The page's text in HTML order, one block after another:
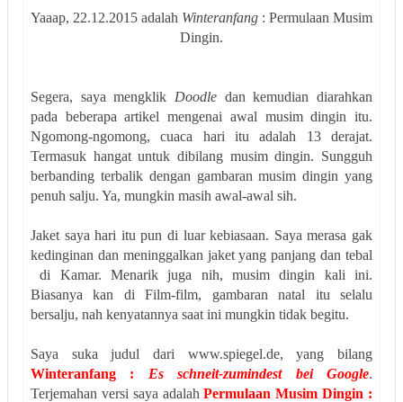
Yaaap, 22.12.2015 adalah Winteranfang : Permulaan Musim
Dingin.
Segera, saya mengklik Doodle dan kemudian diarahkan
pada beberapa artikel mengenai awal musim dingin itu.
Ngomong-ngomong, cuaca hari itu adalah 13 derajat.
Termasuk hangat untuk dibilang musim dingin. Sungguh
berbanding terbalik dengan gambaran musim dingin yang
penuh salju. Ya, mungkin masih awal-awal sih.
Jaket saya hari itu pun di luar kebiasaan. Saya merasa gak
kedinginan dan meninggalkan jaket yang panjang dan tebal
di Kamar. Menarik juga nih, musim dingin kali ini.
Biasanya kan di Film-film, gambaran natal itu selalu
bersalju, nah kenyatannya saat ini mungkin tidak begitu.
Saya suka judul dari www.spiegel.de, yang bilang
Winteranfang : Es schneit-zumindest bei Google.
Terjemahan versi saya adalahPermulaan Musim Dingin :